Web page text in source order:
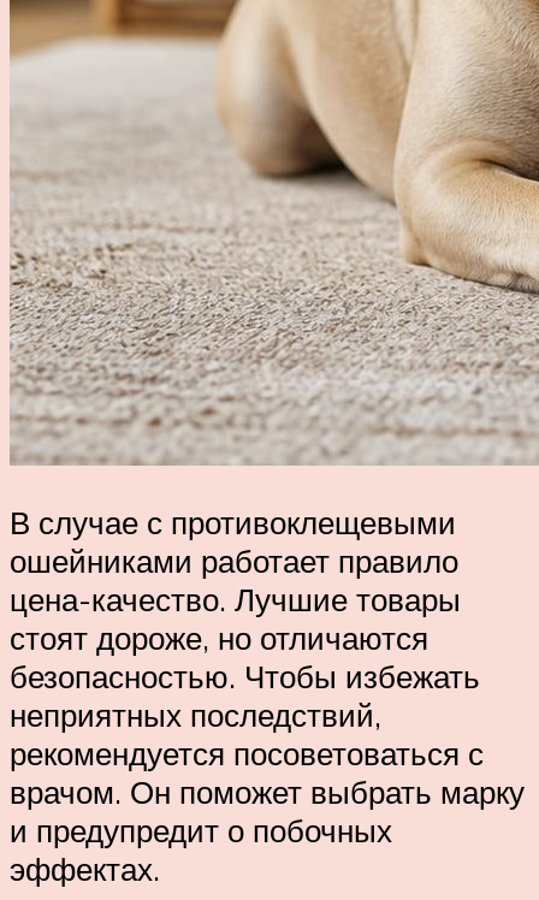
В случае с противоклещевыми
ошейниками работает правило
цена-качество. Лучшие товары
стоят дороже, но отличаются
безопасностью. Чтобы избежать
неприятных последствий,
рекомендуется посоветоваться с
врачом. Он поможет выбрать марку
и предупредит о побочных
эффектах.